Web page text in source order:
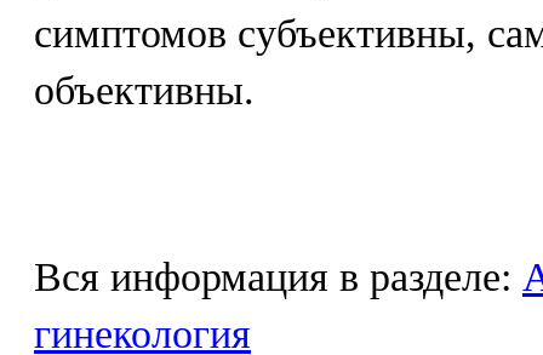
симптомов субъективны,
объективны.
Вся информация в разделе:
гинекология